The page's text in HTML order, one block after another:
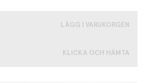
LÄGG I VARUKORGEN
KLICKA OCH HÄMTA